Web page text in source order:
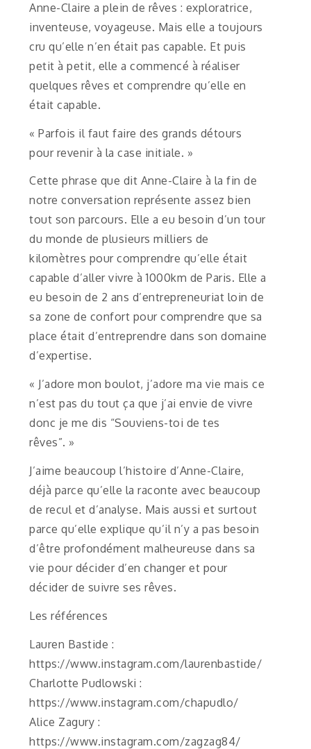
Anne-Claire a plein de rêves : exploratrice,
inventeuse, voyageuse. Mais elle a toujours
cru qu’elle n’en était pas capable. Et puis
petit à petit, elle a commencé à réaliser
quelques rêves et comprendre qu’elle en
était capable.
« Parfois il faut faire des grands détours
pour revenir à la case initiale. »
Cette phrase que dit Anne-Claire à la fin de
notre conversation représente assez bien
tout son parcours. Elle a eu besoin d’un tour
du monde de plusieurs milliers de
kilomètres pour comprendre qu’elle était
capable d’aller vivre à 1000km de Paris. Elle a
eu besoin de 2 ans d’entrepreneuriat loin de
sa zone de confort pour comprendre que sa
place était d’entreprendre dans son domaine
d’expertise.
« J’adore mon boulot, j’adore ma vie mais ce
n’est pas du tout ça que j’ai envie de vivre
donc je me dis “Souviens-toi de tes
rêves”. »
J’aime beaucoup l’histoire d’Anne-Claire,
déjà parce qu’elle la raconte avec beaucoup
de recul et d’analyse. Mais aussi et surtout
parce qu’elle explique qu’il n’y a pas besoin
d’être profondément malheureuse dans sa
vie pour décider d’en changer et pour
décider de suivre ses rêves.
Les références
Lauren Bastide :
https://www.instagram.com/laurenbastide/
Charlotte Pudlowski :
https://www.instagram.com/chapudlo/
Alice Zagury :
https://www.instagram.com/zagzag84/